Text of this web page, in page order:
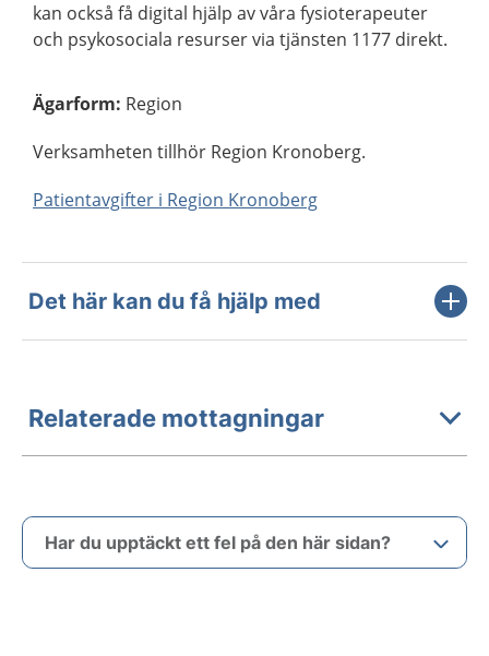
kan också få digital hjälp av våra fysioterapeuter
och psykosociala resurser via tjänsten 1177 direkt.
Ägarform: Region
Verksamheten tillhör Region Kronoberg.
Patientavgifter i Region Kronoberg
Det här kan du få hjälp med
Relaterade mottagningar
Har du upptäckt ett fel på den här sidan?